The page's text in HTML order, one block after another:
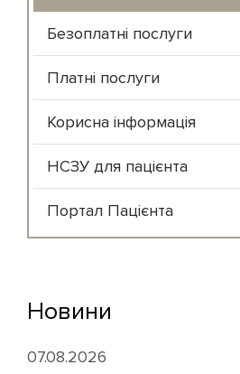
Безоплатні послуги
Платні послуги
Корисна інформація
НСЗУ для пацієнта
Портал Пацієнта
Новини
07.08.2026